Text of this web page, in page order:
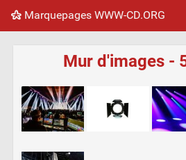
Marquepages WWW-CD.ORG
Mur d'images -